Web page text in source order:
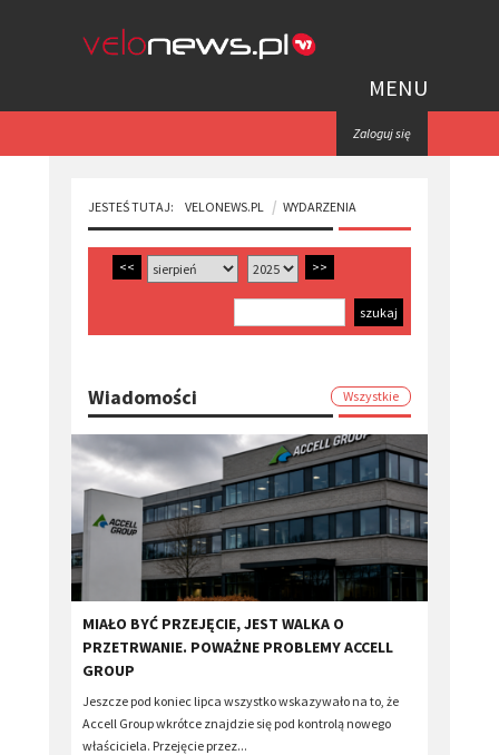
MENU
Zaloguj się
JESTEŚ TUTAJ: VELONEWS.PL WYDARZENIA
<< >>
Wiadomości Wszystkie
MIAŁO BYĆ PRZEJĘCIE, JEST WALKA O
PRZETRWANIE. POWAŻNE PROBLEMY ACCELL
GROUP
Jeszcze pod koniec lipca wszystko wskazywało na to, że
Accell Group wkrótce znajdzie się pod kontrolą nowego
właściciela. Przejęcie przez...